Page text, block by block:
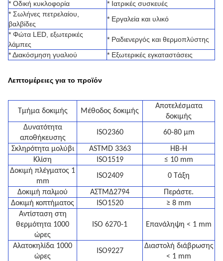
* Οδική κυκλοφορία
* Ιατρικές συσκευές
* Σωλήνες πετρελαίου,
βαλβίδες
* Εργαλεία και υλικό
* Φώτα LED, εξωτερικές
λάμπες
* Ραδιενεργός και θερμοπλύστης
* Διακόσμηση γυαλιού
* Εξωτερικές εγκαταστάσεις
Λεπτομέρειες για το προϊόν
Τμήμα δοκιμής Μέθοδος δοκιμής
Αποτελέσματα
δοκιμής
Δυνατότητα
αποθήκευσης
ISO2360 60-80 μm
Σκληρότητα μολύβι ASTMD 3363
HB-H
Κλίση
ISO1519
≤ 10 mm
Δοκιμή πλέγματος 1
mm
ISO2409 0 Τάξη
Δοκιμή παλμού ΑΣTMΔ2794
Περάστε.
Δοκιμή κοπτήματος
ISO1520
≥ 8 mm
Αντίσταση στη
θερμότητα 1000
ώρες
ISO 6270-1 Επανάληψη < 1 mm
Αλατοκηλίδα 1000
ώρες
ISO9227
Διαστολή διάβρωσης
< 1 mm